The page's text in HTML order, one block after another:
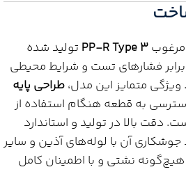
مرغوبPP-R Type 3 تولید شده
برابر فشارهای تست و شرایط محیطی
ویژگی متمایز این مدل،طراحی پایه
به قطعه هنگام استفاده از
دقت بالا در تولید و استاندارد
آن با لوله‌های آذین و سایر
هیچ‌گونه نشتی و با اطمینان کامل